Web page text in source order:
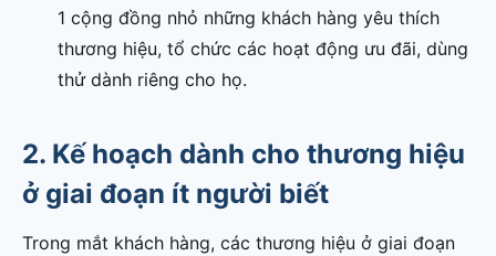
1 cộng đồng nhỏ những khách hàng yêu thích
thương hiệu, tổ chức các hoạt động ưu đãi, dùng
thử dành riêng cho họ.
2. Kế hoạch dành cho thương hiệu
ở giai đoạn ít người biết
Trong mắt khách hàng, các thương hiệu ở giai đoạn